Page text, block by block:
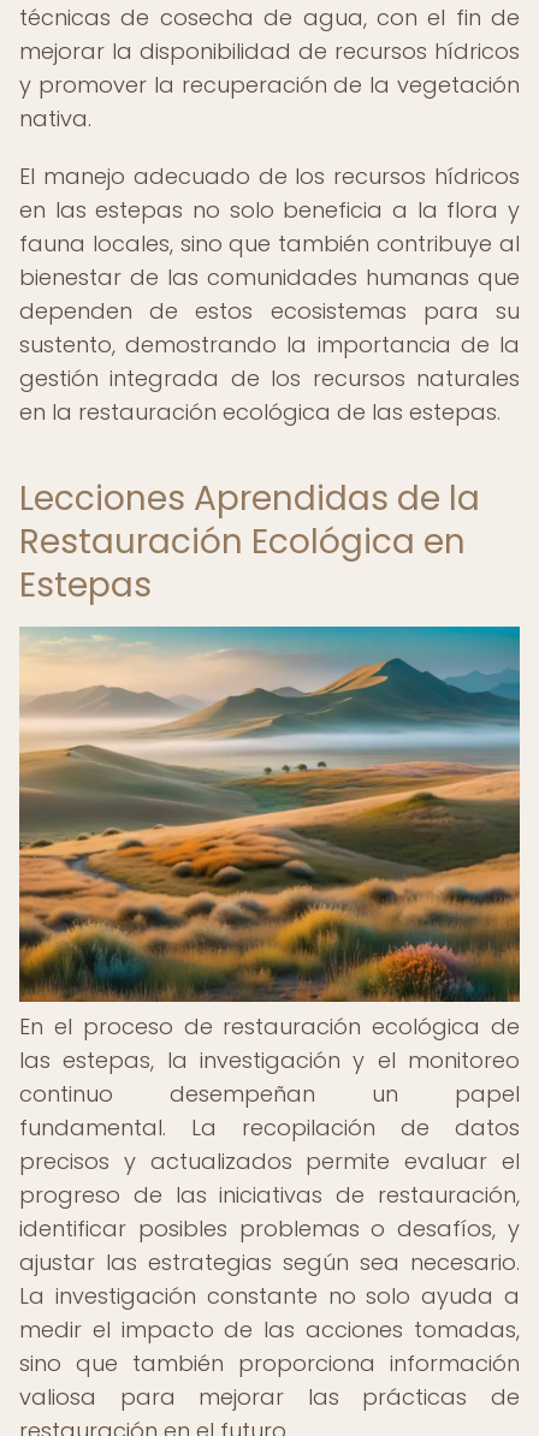
técnicas de cosecha de agua, con el fin de
mejorar la disponibilidad de recursos hídricos
y promover la recuperación de la vegetación
nativa.
El manejo adecuado de los recursos hídricos
en las estepas no solo beneficia a la flora y
fauna locales, sino que también contribuye al
bienestar de las comunidades humanas que
dependen de estos ecosistemas para su
sustento, demostrando la importancia de la
gestión integrada de los recursos naturales
en la restauración ecológica de las estepas.
Lecciones Aprendidas de la
Restauración Ecológica en
Estepas
En el proceso de restauración ecológica de
las estepas, la investigación y el monitoreo
continuo desempeñan un papel
fundamental. La recopilación de datos
precisos y actualizados permite evaluar el
progreso de las iniciativas de restauración,
identificar posibles problemas o desafíos, y
ajustar las estrategias según sea necesario.
La investigación constante no solo ayuda a
medir el impacto de las acciones tomadas,
sino que también proporciona información
valiosa para mejorar las prácticas de